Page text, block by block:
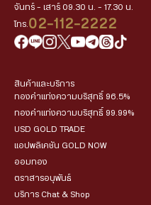
จันทร์ - เสาร์ 09.30 น. - 17.30 น.
โทร. 02-112-2222
สินค้าและบริการ
ทองคำแท่งความบริสุทธิ์ 96.5%
ทองคำแท่งความบริสุทธิ์ 99.99%
USD GOLD TRADE
แอปพลิเคชัน GOLD NOW
ออมทอง
ตราสารอนุพันธ์
บริการ Chat & Shop